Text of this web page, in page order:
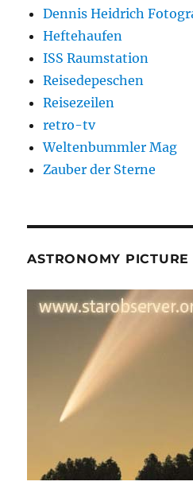
Dennis Heidrich
Heftehaufen
ISS Raumstation
Reisedepeschen
Reisezeilen
retro-tv
Weltenbummler Mag
Zauber der Sterne
ASTRONOMY